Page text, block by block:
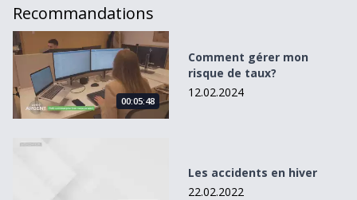
Recommandations
Comment gérer mon risque de taux?
00:05:48
Comment gérer mon
risque de taux?
12.02.2024
Les accidents en hiver
Les accidents en hiver
22.02.2022